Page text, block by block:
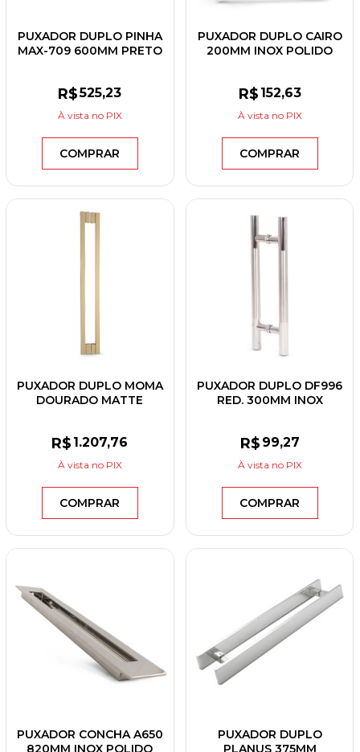
PUXADOR DUPLO PINHA
MAX-709 600MM PRETO
R$525,23
À vista no PIX
COMPRAR
PUXADOR DUPLO CAIRO
200MM INOX POLIDO
R$ 152,63
À vista no PIX
COMPRAR
PUXADOR DUPLO MOMA
DOURADO MATTE
R$ 1.207,76
À vista no PIX
COMPRAR
PUXADOR DUPLO DF996
RED. 300MM INOX
R$ 99,27
À vista no PIX
COMPRAR
PUXADOR CONCHA A650
820MM INOX POLIDO
PUXADOR DUPLO
PLANUS 375MM